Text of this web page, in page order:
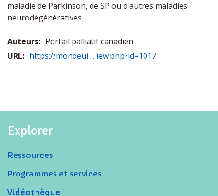
maladie de Parkinson, de SP ou d'autres maladies
neurodégénératives.
Auteurs: Portail palliatif canadien
URL: https://mondeui ... iew.php?id=1017
Explorer
Ressources
Programmes et services
Vidéothèque